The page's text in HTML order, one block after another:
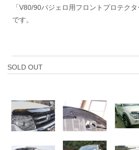
「V80/90パジェロ用フロントプロテク
です。
SOLD OUT